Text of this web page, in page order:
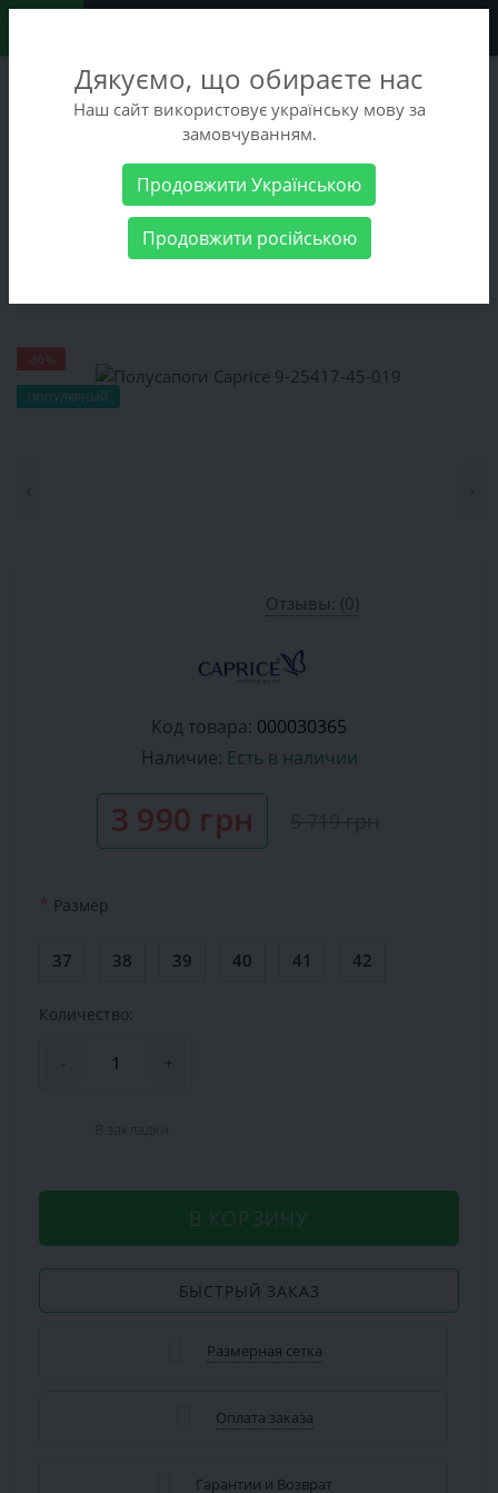
+38 (068) 486-90-09
+38 (093) 486-90-09
Женские товары Женская обувь
Полусапоги Caprice 9-
ПОПУЛЯРНЫЙ
Отзывы: (0)
Код товара: 000030365
Наличие: Есть в наличии
3 990 грн
* Размер
37 38 39 40 41 42
Количество:
- +
В КОРЗИНУ
БЫСТРЫЙ ЗАКАЗ
Размерная сетка
Оплата заказа
Гарантии и Возврат
Дякуємо, що обираєте нас
Наш сайт використовує українську мову за
замовчуванням.
Продовжити Українською
Продовжити російською